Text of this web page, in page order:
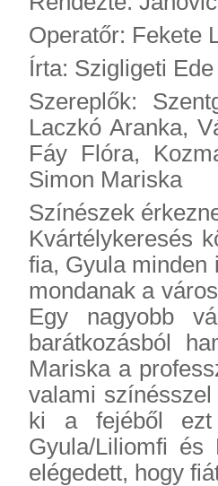
Operatőr: Fekete
Írta: Szigligeti
Szereplők:
Laczkó Aranka,
Fáy Flóra,
Simon Mariska
Színészek
Kvártélykeresés
fia, Gyula minden
mondanak a
Egy nagyobb
barátkozásból
Mariska a
valami
ki a fejéből ezt
Gyula/Liliomfi és
elégedett, hogy